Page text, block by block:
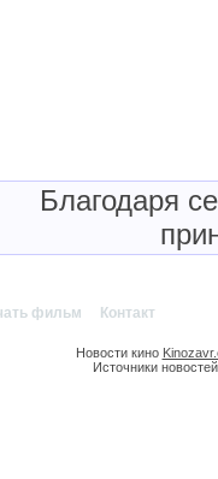
Благодаря
фильм Контакт
Новости кино
Источники